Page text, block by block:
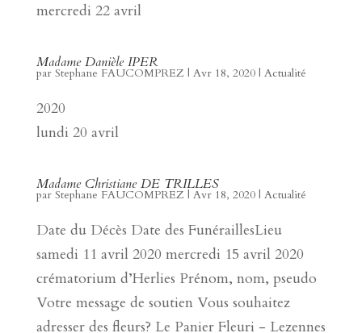
mercredi 22 avril
Madame Danièle IPER
par Stephane FAUCOMPREZ | Avr 18, 2020| Actualité
2020
lundi 20 avril
Madame Christiane DE TRILLES
par Stephane FAUCOMPREZ | Avr 18, 2020| Actualité
Date du Décès Date des FunéraillesLieu
samedi 11 avril 2020 mercredi 15 avril 2020
crématorium d’Herlies Prénom, nom, pseudo
Votre message de soutien Vous souhaitez
adresser des fleurs? Le Panier Fleuri - Lezennes